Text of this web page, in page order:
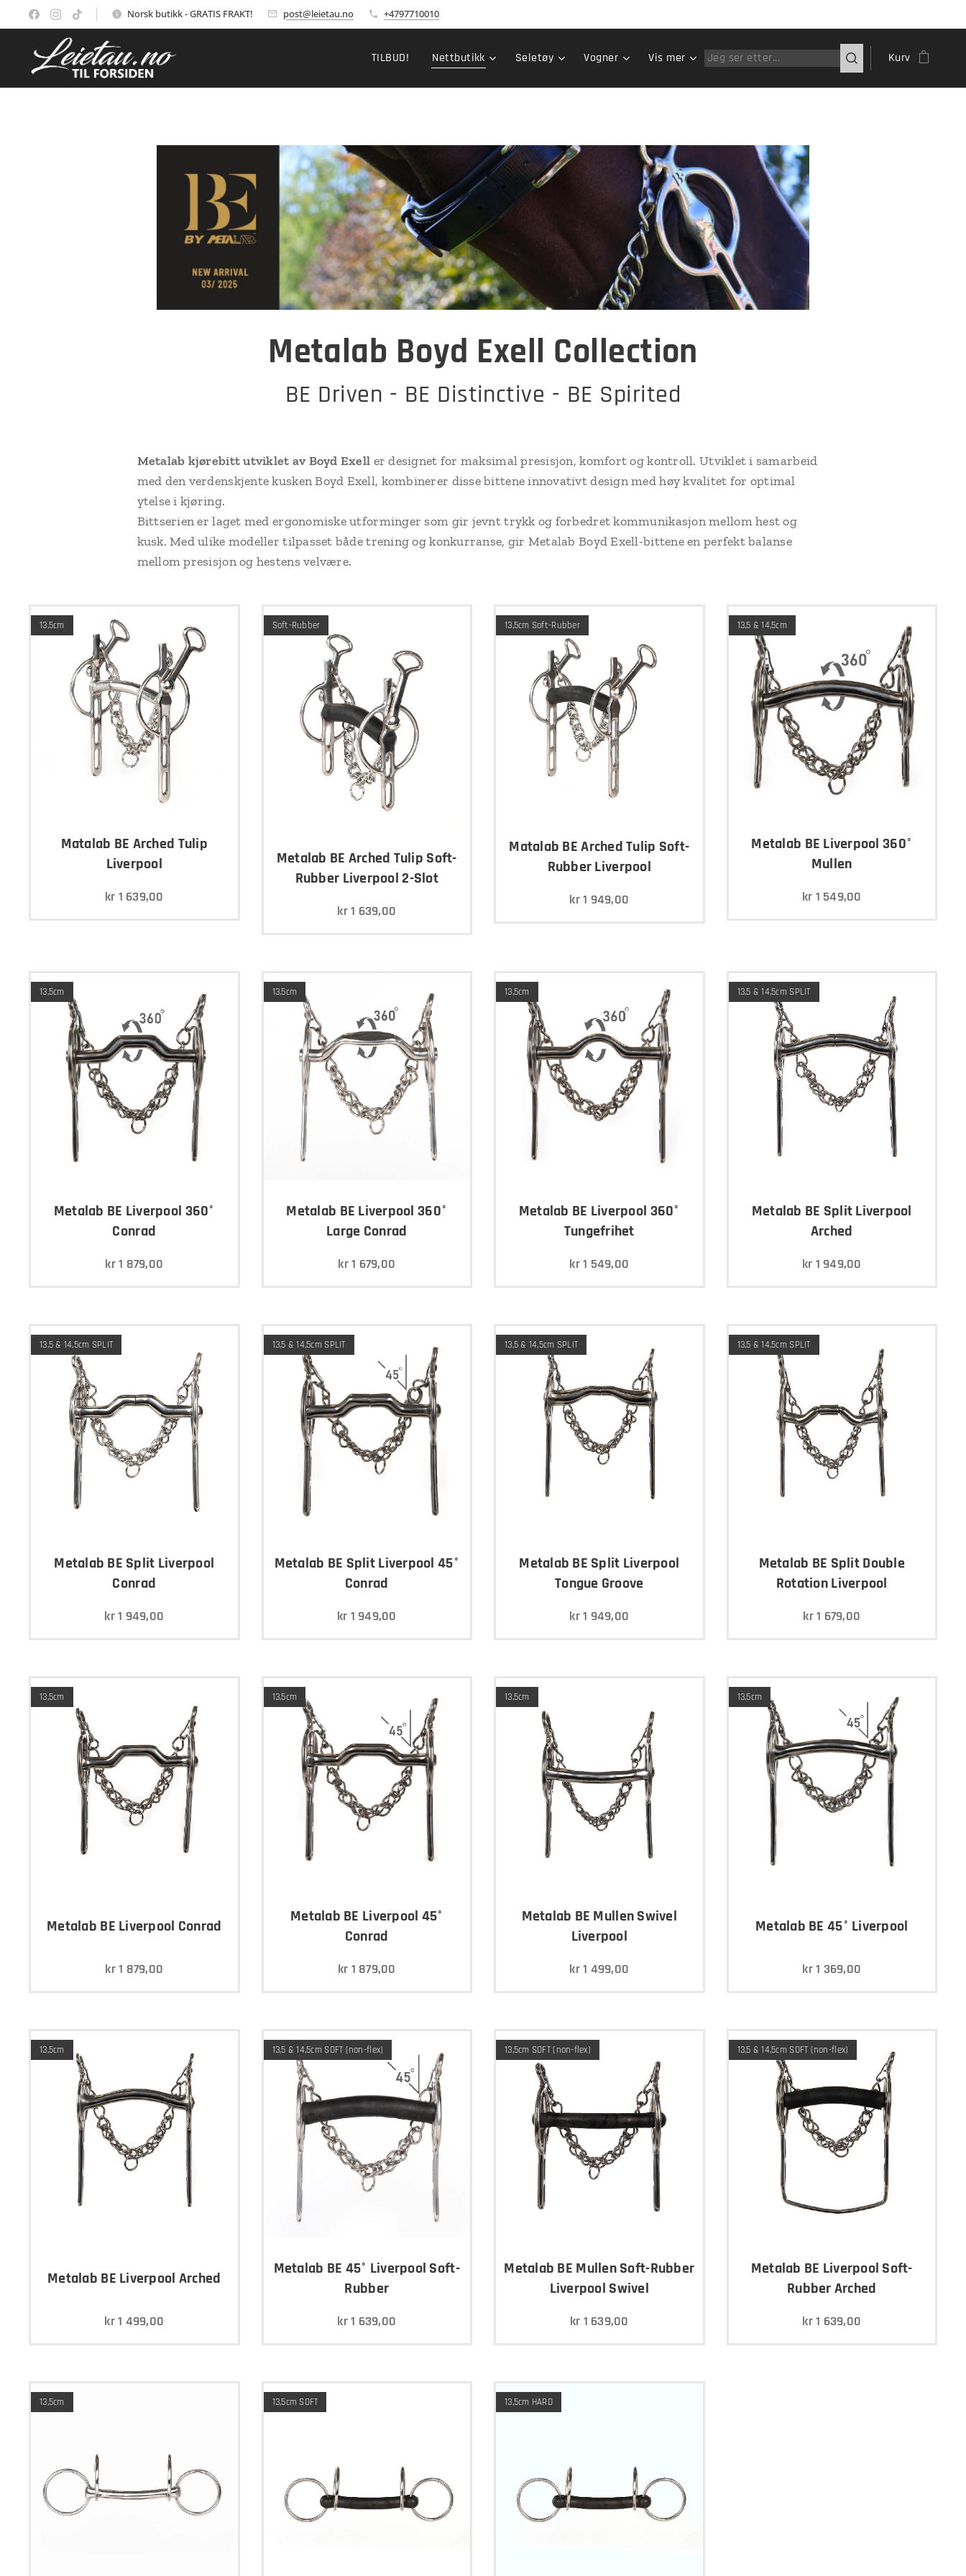
Norsk butikk - GRATIS FRAKT! post@leietau.no +4797710010
TILBUD! Nettbutikk Seletøy Vogner Vis mer Kurv
Metalab Boyd Exell Collection
BE Driven - BE Distinctive - BE Spirited
Metalab kjørebitt utviklet av Boyd Exell er designet for maksimal presisjon, komfort og kontroll. Utviklet i samarbeid
med den verdenskjente kusken Boyd Exell, kombinerer disse bittene innovativt design med høy kvalitet for optimal
ytelse i kjøring.
Bittserien er laget med ergonomiske utforminger som gir jevnt trykk og forbedret kommunikasjon mellom hest og
kusk. Med ulike modeller tilpasset både trening og konkurranse, gir Metalab Boyd Exell-bittene en perfekt balanse
mellom presisjon og hestens velvære.
Matalab BE Arched Tulip
Liverpool
13,5cm
kr 1 639,00
Metalab BE Arched Tulip Soft-
Rubber Liverpool 2-Slot
Soft-Rubber
kr1 639,00
Matalab BE Arched Tulip Soft-
Rubber Liverpool
13,5cm Soft-Rubber
kr1 949,00
Metalab BE Liverpool 360°
Mullen
13,5 & 14,5cm
kr 1 549,00
Metalab BE Liverpool 360°
Conrad
13,5cm
kr1 879,00
Metalab BE Liverpool 360°
Large Conrad
13,5cm
kr1 679,00
Metalab BE Liverpool 360°
Tungefrihet
13,5cm
kr1 549,00
Metalab BE Split Liverpool
Arched
13,5 & 14,5cm SPLIT
kr 1 949,00
Metalab BE Split Liverpool
Conrad
13,5 & 14,5cm SPLIT
kr1 949,00
Metalab BE Split Liverpool 45°
Conrad
13,5 & 14,5cm SPLIT
kr 1 949,00
Metalab BE Split Liverpool
Tongue Groove
13,5 & 14,5cm SPLIT
kr1 949,00
Metalab BE Split Double
Rotation Liverpool
13,5 & 14,5cm SPLIT
kr1 679,00
Metalab BE Liverpool Conrad
13,5cm
kr1 879,00
Metalab BE Liverpool 45°
Conrad
13,5cm
kr 1 879,00
Metalab BE Mullen Swivel
Liverpool
13,5cm
kr1 499,00
Metalab BE 45° Liverpool
13,5cm
kr1 369,00
Metalab BE Liverpool Arched
13,5cm
kr1 499,00
Metalab BE 45° Liverpool Soft-
Rubber
13,5 & 14,5cm SOFT (non-flex)
kr1 639,00
Metalab BE Mullen Soft-Rubber
Liverpool Swivel
13,5cm SOFT (non-flex)
kr 1 639,00
Metalab BE Liverpool Soft-
Rubber Arched
13,5 & 14,5cm SOFT (non-flex)
kr1 639,00
13,5cm 13,5cm SOFT 13,5cm HARD